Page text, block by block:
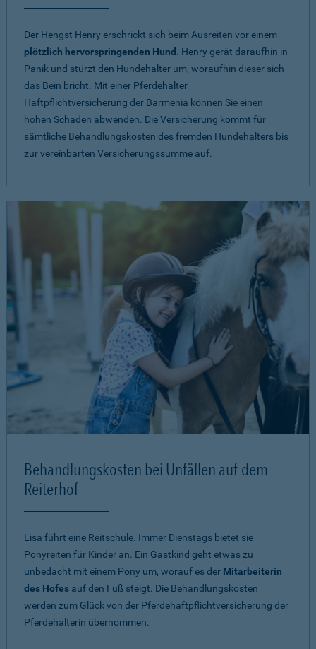
Der Hengst Henry erschrickt sich beim Ausreiten vor einem
plötzlich hervorspringenden Hund . Henry gerät daraufhin in
Panik und stürzt den Hundehalter um, woraufhin dieser sich
das Bein bricht. Mit einer Pferdehalter
Haftpflichtversicherung der Barmenia können Sie einen
hohen Schaden abwenden. Die Versicherung kommt für
sämtliche Behandlungskosten des fremden Hundehalters bis
zur vereinbarten Versicherungssumme auf.
Behandlungskosten bei Unfällen auf dem
Reiterhof
Lisa führt eine Reitschule. Immer Dienstags bietet sie
Ponyreiten für Kinder an. Ein Gastkind geht etwas zu
unbedacht mit einem Pony um, worauf es der Mitarbeiterin
des Hofes auf den Fuß steigt. Die Behandlungskosten
werden zum Glück von der Pferdehaftpflichtversicherung der
Pferdehalterin übernommen.